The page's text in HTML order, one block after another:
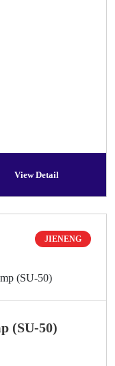
View Detail
JIENENG
(SU-50)